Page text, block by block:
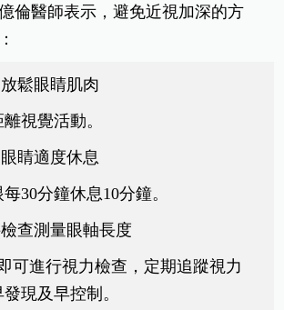
倫醫師表示，避免近視加深的方
鬆眼睛肌肉
視覺活動。
睛適度休息
30分鐘休息10分鐘。
查測量眼軸長度
可進行視力檢查，定期追蹤視力
現及早控制。